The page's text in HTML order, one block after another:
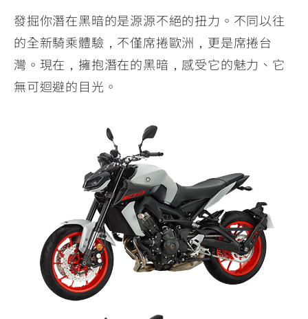
發掘你潛在黑暗的是源源不絕的扭力。不同以往
的全新騎乘體驗，不僅席捲歐洲，更是席捲台
灣。現在，擁抱潛在的黑暗，感受它的魅力、它
無可迴避的目光。